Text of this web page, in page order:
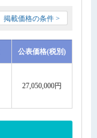
掲載価格の条件 >
公表価格(税別)
27,050,000円